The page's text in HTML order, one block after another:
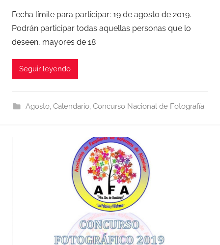
Fecha límite para participar: 19 de agosto de 2019.
Podrán participar todas aquellas personas que lo
deseen, mayores de 18
Seguir leyendo
Agosto, Calendario, Concurso Nacional de Fotografía